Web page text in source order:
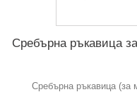
Сребърна ръкавица
Сребърна ръкавица (за